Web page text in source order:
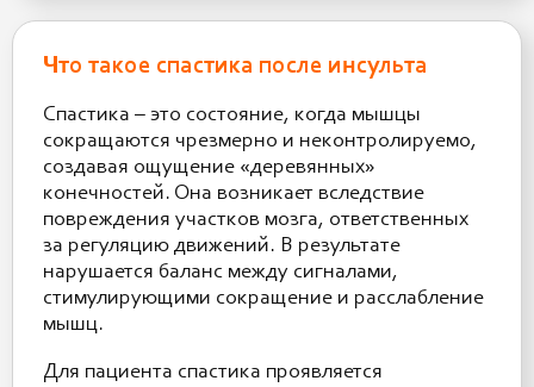
Что такое спастика после инсульта
Спастика – это состояние, когда мышцы
сокращаются чрезмерно и неконтролируемо,
создавая ощущение «деревянных»
конечностей. Она возникает вследствие
повреждения участков мозга, ответственных
за регуляцию движений. В результате
нарушается баланс между сигналами,
стимулирующими сокращение и расслабление
мышц.
Для пациента спастика проявляется